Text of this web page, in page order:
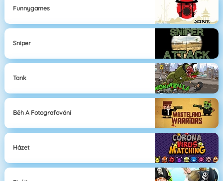
Funnygames
Sniper
Tank
Běh A Fotografování
Házet